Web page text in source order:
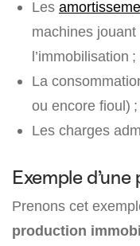
Les
machines
l’immobilisation ;
La
ou encore fioul) ;
Les charges
Exemple
Prenons cet
production